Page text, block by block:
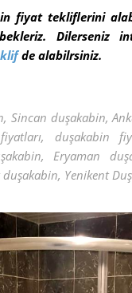
fiyat tekliflerini
Dilerseniz
de alabilrsiniz.
Sincan duşakabin,
duşakabin
Eryaman
Yenikent